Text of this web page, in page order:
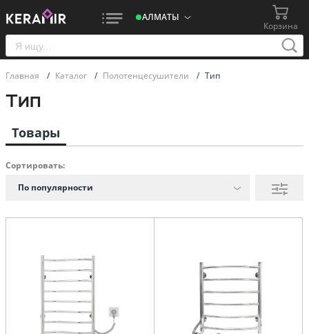
АЛМАТЫ
Корзина
Главная / Каталог / Полотенцесушители / Тип
Тип
Товары
Сортировать:
По популярности